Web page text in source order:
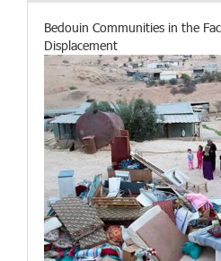
Bedouin Communities in the
Displacement